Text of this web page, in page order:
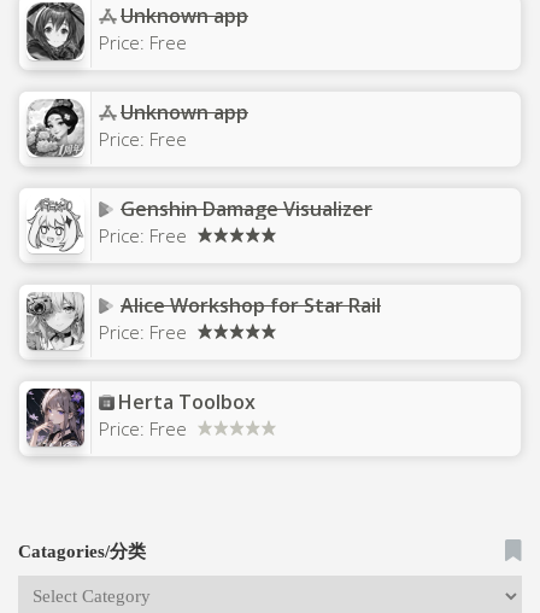
Unknown app
Price: Free
Unknown app
Price: Free
Genshin Damage Visualizer
Price: Free
Alice Workshop for Star Rail
Price: Free
Herta Toolbox
Price: Free
Catagories/分类